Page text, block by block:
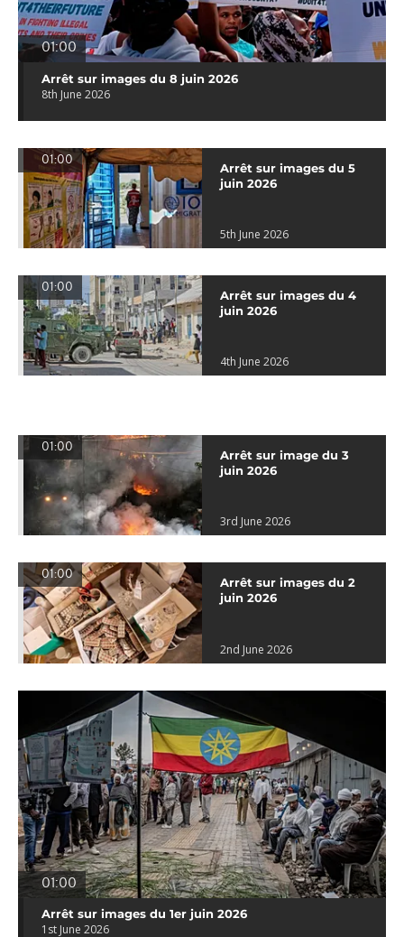
01:00
Arrêt sur images du 8 juin 2026
8th June 2026
01:00
Arrêt sur images du 5
juin 2026
5th June 2026
01:00
Arrêt sur images du 4
juin 2026
4th June 2026
01:00
Arrêt sur image du 3
juin 2026
3rd June 2026
01:00
Arrêt sur images du 2
juin 2026
2nd June 2026
01:00
Arrêt sur images du 1er juin 2026
1st June 2026